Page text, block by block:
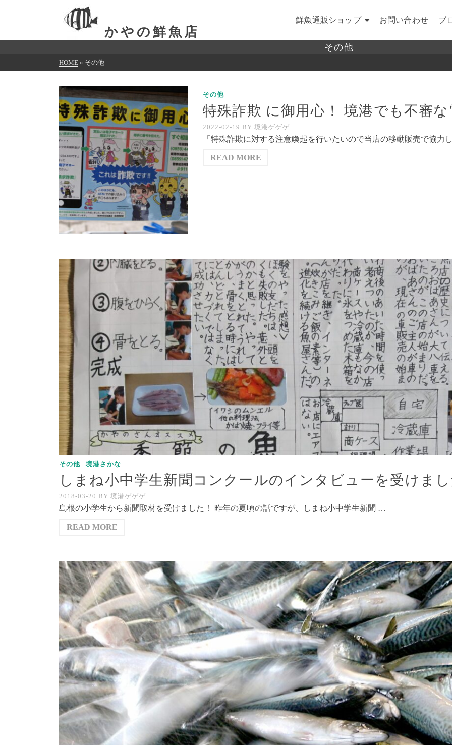
かやの鮮魚店
鮮魚通販ショップ お問い合わせ ブ
その他
HOME » その他
その他
特殊詐欺 に御用心！ 境港でも不審
2022-02-19 BY 境港ゲゲゲ
「特殊詐欺に対する注意喚起を行いたいので当店の移動販売で協力
READ MORE
その他 | 境港さかな
しまね小中学生新聞コンクールのインタビューを受けま
2018-03-20 BY 境港ゲゲゲ
島根の小学生から新聞取材を受けました！ 昨年の夏頃の話ですが、しまね小中学生新聞 …
READ MORE